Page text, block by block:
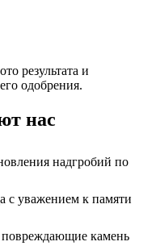
результата и
одобрения.
нас
надгробий по
с уважением к памяти
повреждающие камень